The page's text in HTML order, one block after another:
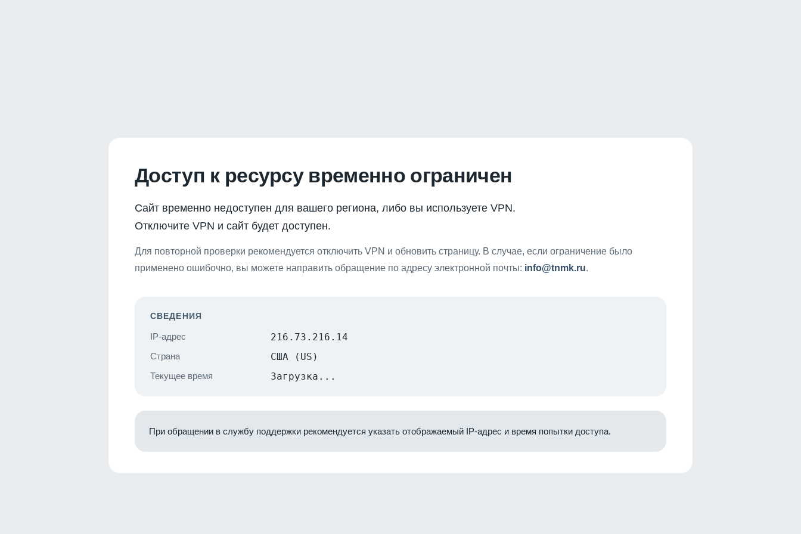
Доступ к ресурсу временно ограничен
Сайт временно недоступен для вашего региона, либо вы используете VPN.
Отключите VPN и сайт будет доступен.
Для повторной проверки рекомендуется отключить VPN и обновить страницу. В случае, если ограничение было
применено ошибочно, вы можете направить обращение по адресу электронной почты: info@tnmk.ru.
СВЕДЕНИЯ
IP-адрес 216.73.216.14
Страна США (US)
Текущее время Загрузка...
При обращении в службу поддержки рекомендуется указать отображаемый IP-адрес и время попытки доступа.